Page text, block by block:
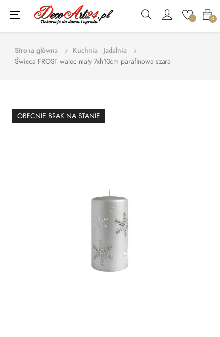
0
Toggle
navigation
☰
Strona główna
Kuchnia - Jadalnia
Świeca FROST walec mały 7xh10cm parafinowa szara
OBECNIE BRAK NA STANIE